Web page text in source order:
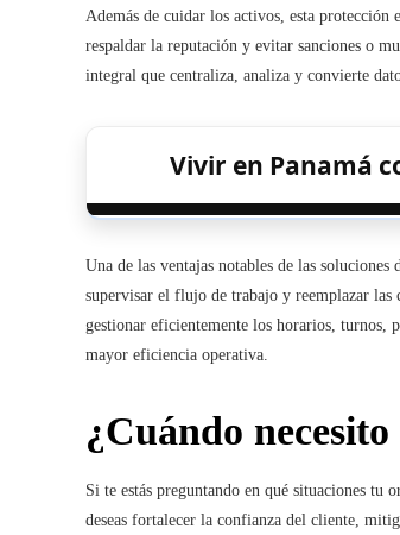
Además de cuidar los activos, esta
respaldar la reputación y evitar sanciones o
integral que centraliza, analiza y convierte
Vivir en Panamá
Una de las ventajas notables de las
supervisar el flujo de trabajo y reemplazar las
gestionar eficientemente los horarios, turnos,
mayor eficiencia operativa.
¿Cuándo
Si te estás preguntando en qué situaciones tu
deseas fortalecer la confianza del cliente,